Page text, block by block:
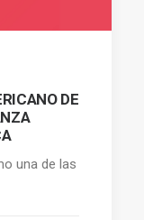
DE
una de las